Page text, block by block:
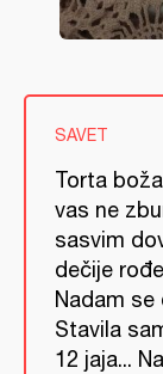
SAVET
Torta
vas ne
sasvim
dečije
Nadam
Stavila
12 jaja...